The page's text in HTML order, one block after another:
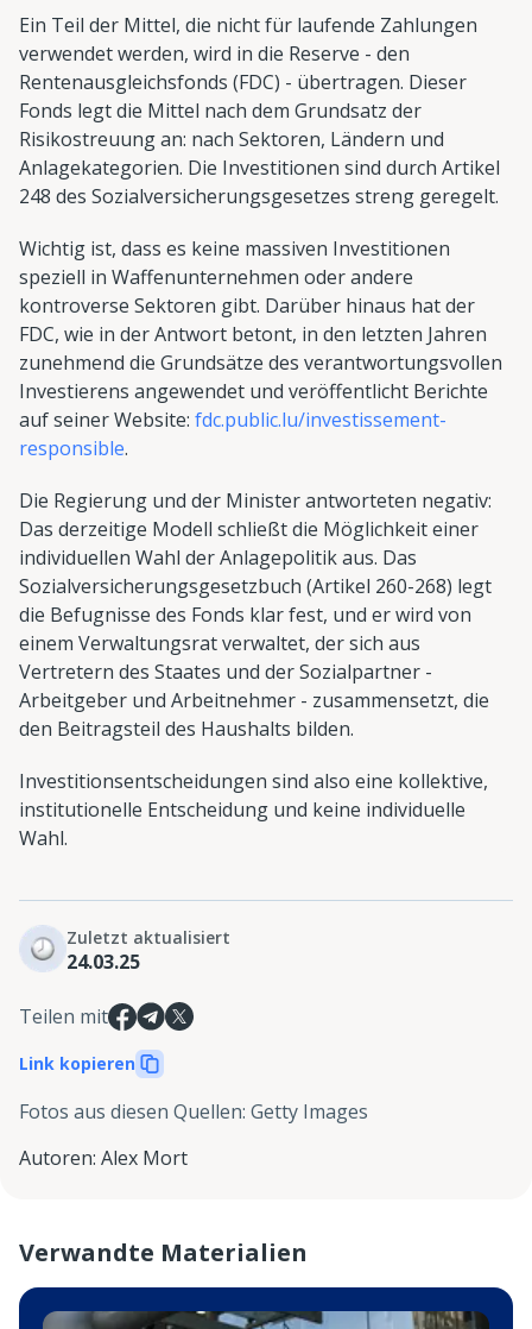
Ein Teil der Mittel, die nicht für laufende Zahlungen
verwendet werden, wird in die Reserve - den
Rentenausgleichsfonds (FDC) - übertragen. Dieser
Fonds legt die Mittel nach dem Grundsatz der
Risikostreuung an: nach Sektoren, Ländern und
Anlagekategorien. Die Investitionen sind durch Artikel
248 des Sozialversicherungsgesetzes streng geregelt.
Wichtig ist, dass es keine massiven Investitionen
speziell in Waffenunternehmen oder andere
kontroverse Sektoren gibt. Darüber hinaus hat der
FDC, wie in der Antwort betont, in den letzten Jahren
zunehmend die Grundsätze des verantwortungsvollen
Investierens angewendet und veröffentlicht Berichte
auf seiner Website: fdc.public.lu/investissement-
responsible.
Die Regierung und der Minister antworteten negativ:
Das derzeitige Modell schließt die Möglichkeit einer
individuellen Wahl der Anlagepolitik aus. Das
Sozialversicherungsgesetzbuch (Artikel 260-268) legt
die Befugnisse des Fonds klar fest, und er wird von
einem Verwaltungsrat verwaltet, der sich aus
Vertretern des Staates und der Sozialpartner -
Arbeitgeber und Arbeitnehmer - zusammensetzt, die
den Beitragsteil des Haushalts bilden.
Investitionsentscheidungen sind also eine kollektive,
institutionelle Entscheidung und keine individuelle
Wahl.
Zuletzt aktualisiert
24.03.25
Teilen mit
Link kopieren
Fotos aus diesen Quellen: Getty Images
Autoren: Alex Mort
Verwandte Materialien